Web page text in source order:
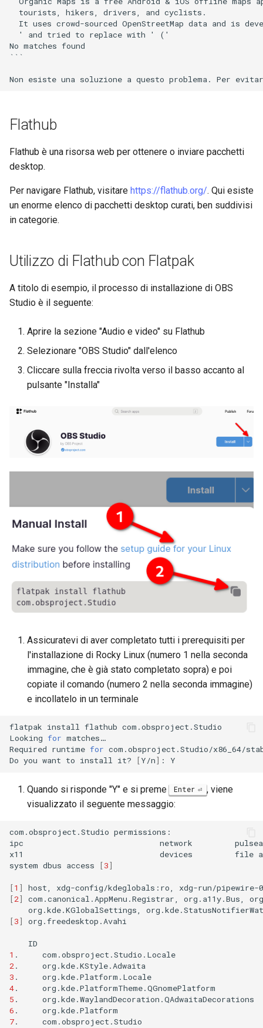
  tourists, hikers, drivers, and cyclists.
It uses crowd-sourced OpenStreetMap data and is
  ' and tried to replace with ' ('
No matches found
```
Flathub
Flathub è una risorsa web per ottenere o inviare pacchetti
desktop.
Per navigare Flathub, visitare https://flathub.org/. Qui esiste
un enorme elenco di pacchetti desktop curati, ben suddivisi
in categorie.
Utilizzo di Flathub con Flatpak
A titolo di esempio, il processo di installazione di OBS
Studio è il seguente:
Aprire la sezione "Audio e video" su Flathub
Selezionare "OBS Studio" dall'elenco
Cliccare sulla freccia rivolta verso il basso accanto al
pulsante "Installa"
Assicuratevi di aver completato tutti i prerequisiti per
l'installazione di Rocky Linux (numero 1 nella seconda
immagine, che è già stato completato sopra) e poi
copiate il comando (numero 2 nella seconda immagine)
e incollatelo in un terminale
flatpak install flathub com.obsproject.Studio
Looking for matches…
Required runtime for com.obsproject.Studio/x86_64/
Do you want to install it? [Y/n] :
Quando si risponde "Y" e si preme Enter
, viene
visualizzato il seguente messaggio:
com.obsproject.Studio permissions:
ipc
network
x11
devices file
system dbus access [3]
[1 ] host,
xdg-config/kdeglobals:ro,
[2] com.canonical.AppMenu.Registrar, org.a11y.Bus,
org.kde.KGlobalSettings,
[3] org.freedesktop.Avahi
ID
1 .
com.obsproject.Studio.Locale
2.
org.kde.KStyle.Adwaita
3 .
org.kde.Platform.Locale
4.
org.kde.PlatformTheme.QGnomePlatform
5 .
org.kde.WaylandDecoration.QAdwaitaDecorations
6 .
org.kde.Platform
7. com.obsproject.Studio